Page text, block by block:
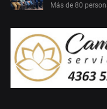
Más de 80